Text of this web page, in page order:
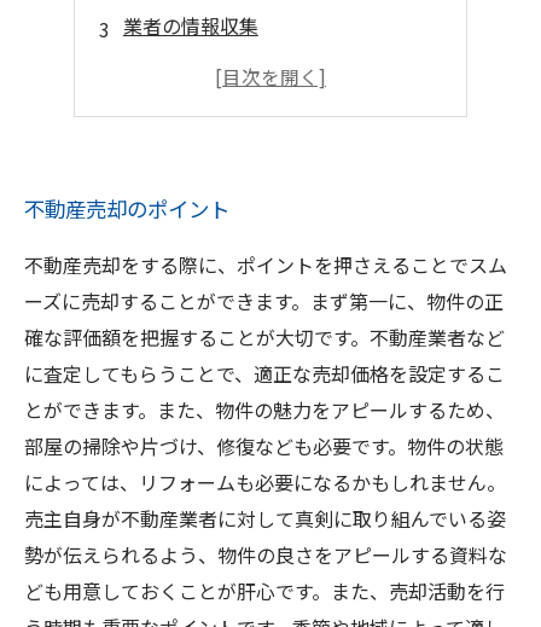
業者の情報収集
査定依頼のポイント
不動産売却のポイント
不動産売却をする際に、ポイントを押さえることでスム
ーズに売却することができます。まず第一に、物件の正
確な評価額を把握することが大切です。不動産業者など
に査定してもらうことで、適正な売却価格を設定するこ
とができます。また、物件の魅力をアピールするため、
部屋の掃除や片づけ、修復なども必要です。物件の状態
によっては、リフォームも必要になるかもしれません。
売主自身が不動産業者に対して真剣に取り組んでいる姿
勢が伝えられるよう、物件の良さをアピールする資料な
ども用意しておくことが肝心です。また、売却活動を行